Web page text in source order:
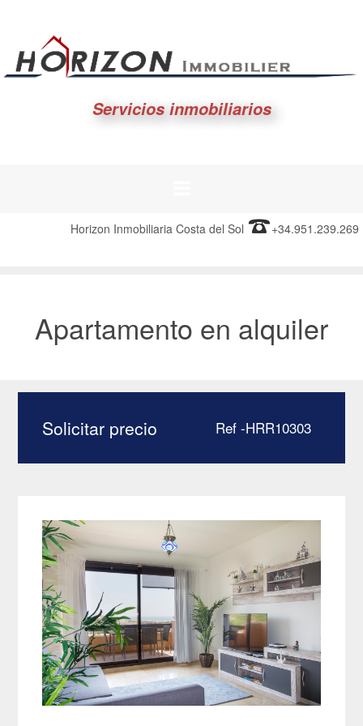
Servicios inmobiliarios
Horizon Inmobiliaria Costa del Sol +34.951.239.269
Apartamento en alquiler
Solicitar precio Ref -HRR10303